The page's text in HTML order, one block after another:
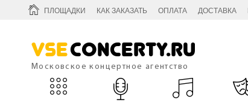
ПЛОЩАДКИ КАК ЗАКАЗАТЬ ОПЛАТА ДОСТАВКА
VseConcerty.ru
Московское концертное агентство